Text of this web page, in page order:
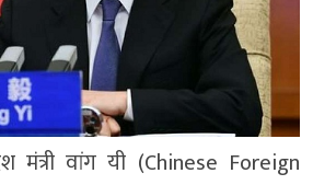
मंत्री वांग यी (Chinese Foreign